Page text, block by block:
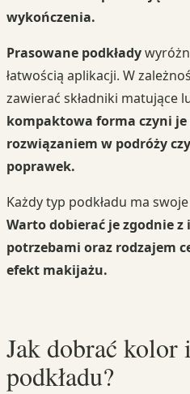
wykończenia.
Prasowane podkłady
łatwością aplikacji. W
zawierać składniki matujące
kompaktowa forma czyni
rozwiązaniem w podróży
poprawek.
Każdy typ podkładu ma
Warto dobierać je zgodnie
potrzebami oraz rodzajem
efekt makijażu.
Jak dobrać kolor
podkładu?